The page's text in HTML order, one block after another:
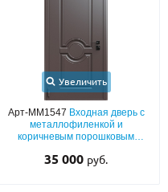
Увеличить
Арт-ММ1547 Входная дверь с
металлофиленкой и
коричневым порошковым
35 000 руб.